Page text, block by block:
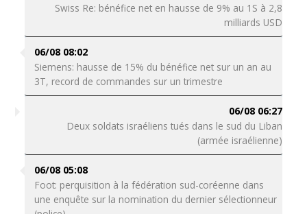
Swiss Re: bénéfice net en hausse de 9% au 1S à 2,8
milliards USD
06/08 08:02
Siemens: hausse de 15% du bénéfice net sur un an au
3T, record de commandes sur un trimestre
06/08 06:27
Deux soldats israéliens tués dans le sud du Liban
(armée israélienne)
06/08 05:08
Foot: perquisition à la fédération sud-coréenne dans
une enquête sur la nomination du dernier sélectionneur